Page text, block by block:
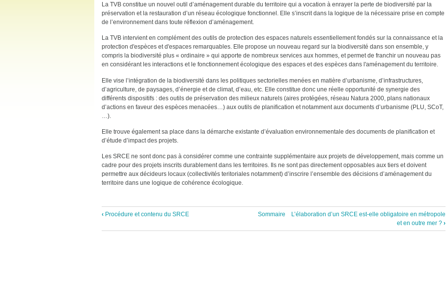
La TVB constitue un nouvel outil d’aménagement durable du territoire qui a vocation à enrayer la perte de biodiversité par la
préservation et la restauration d’un réseau écologique fonctionnel. Elle s’inscrit dans la logique de la nécessaire prise en compte
de l’environnement dans toute réflexion d’aménagement.
La TVB intervient en complément des outils de protection des espaces naturels essentiellement fondés sur la connaissance et la
protection d'espèces et d'espaces remarquables. Elle propose un nouveau regard sur la biodiversité dans son ensemble, y
compris la biodiversité plus « ordinaire » qui apporte de nombreux services aux hommes, et permet de franchir un nouveau pas
en considérant les interactions et le fonctionnement écologique des espaces et des espèces dans l'aménagement du territoire.
Elle vise l’intégration de la biodiversité dans les politiques sectorielles menées en matière d’urbanisme, d’infrastructures,
d’agriculture, de paysages, d’énergie et de climat, d’eau, etc. Elle constitue donc une réelle opportunité de synergie des
différents dispositifs : des outils de préservation des milieux naturels (aires protégées, réseau Natura 2000, plans nationaux
d’actions en faveur des espèces menacées…) aux outils de planification et notamment aux documents d’urbanisme (PLU, SCoT,
…).
Elle trouve également sa place dans la démarche existante d’évaluation environnementale des documents de planification et
d’étude d’impact des projets.
Les SRCE ne sont donc pas à considérer comme une contrainte supplémentaire aux projets de développement, mais comme un
cadre pour des projets inscrits durablement dans les territoires. Ils ne sont pas directement opposables aux tiers et doivent
permettre aux décideurs locaux (collectivités teritoriales notamment) d’inscrire l’ensemble des décisions d’aménagement du
territoire dans une logique de cohérence écologique.
Liens
‹ Procédure et contenu du SRCE Sommaire
L’élaboration d’un SRCE est-elle obligatoire en métropole
et en outre mer ? ›